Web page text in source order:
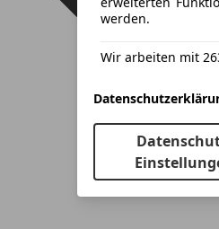
werden.
Wir arbeiten mit